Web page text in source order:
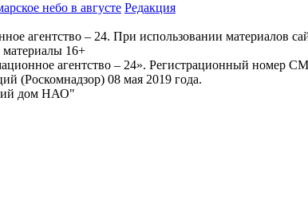
небо в августе Редакция
агентство – 24. При использовании материалов
16+
агентство – 24». Регистрационный
(Роскомнадзор) 08 мая 2019 года.
дом НАО"